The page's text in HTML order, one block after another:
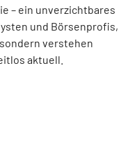
– ein unverzichtbares
und Börsenprofis,
verstehen
aktuell.